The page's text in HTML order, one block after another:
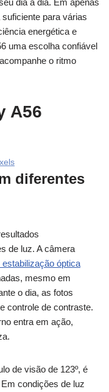
para várias
energética e
uma escolha confiável
o ritmo
A56
diferentes
de luz. A câmera
óptica
mesmo em
o dia, as fotos
controle de contraste.
entra em ação,
de visão de 123º, é
condições de luz